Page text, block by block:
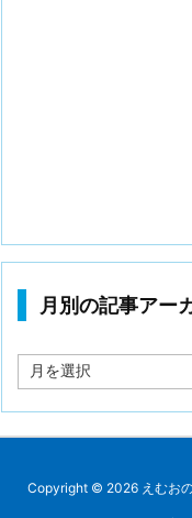
月別の記事アー
別
ー
Copyright © 2026 えむお